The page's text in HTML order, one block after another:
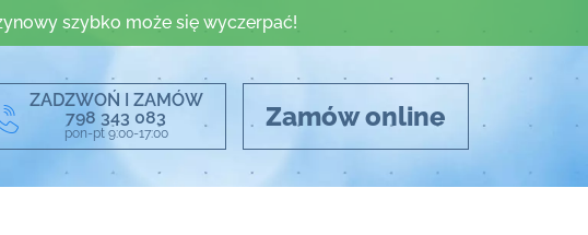
szybko może się wyczerpać!
ZADZWOŃ I ZAMÓW
798 343 083
pon-pt 9:00-17:00
Zamów online